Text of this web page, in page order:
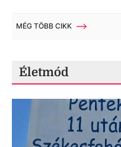
MÉG TÖBB CIKK
Életmód